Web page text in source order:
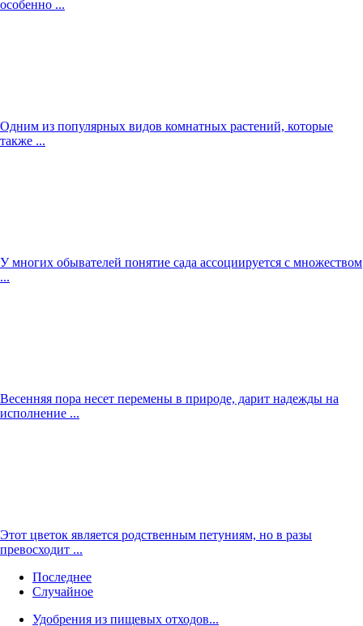
особенно ...
Одним из популярных видов комнатных растений, которые
также ...
У многих обывателей понятие сада ассоциируется с множеством
...
Весенняя пора несет перемены в природе, дарит надежды на
исполнение ...
Этот цветок является родственным петуниям, но в разы
превосходит ...
Последнее
Случайное
Удобрения из пищевых отходов...